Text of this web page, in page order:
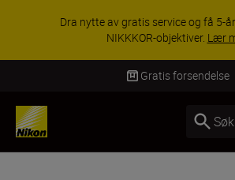
og få 5-års garanti på
Gratis forsendelse
Søk